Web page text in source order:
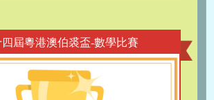
屆粵港澳伯裘盃-數學比賽